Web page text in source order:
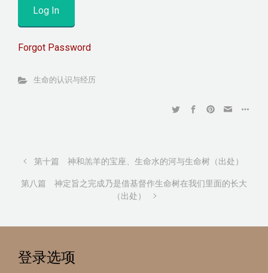
Forgot Password
生命的认识与经历
第十篇 神和羔羊的宝座、生命水的河与生命树（出处）
第八篇 神定旨之完成乃是借基督作生命树在我们里面的长大
（出处）
登录选项